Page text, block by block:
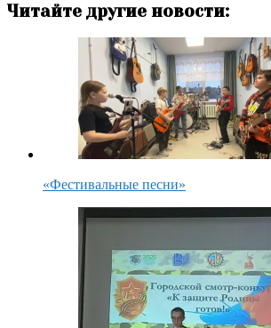
Читайте другие новости:
«Фестивальные песни»